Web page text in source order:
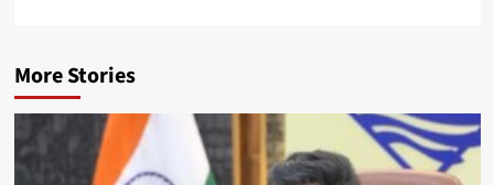
More Stories